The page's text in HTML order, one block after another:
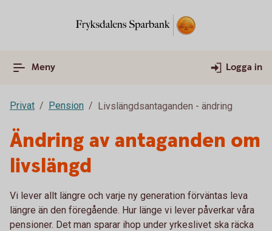
Meny Logga in
Privat Pension Livslängdsantaganden - ändring
Ändring av antaganden om
livslängd
Vi lever allt längre och varje ny generation förväntas leva
längre än den föregående. Hur länge vi lever påverkar våra
pensioner. Det man sparar ihop under yrkeslivet ska räcka